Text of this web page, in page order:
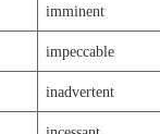
imminent
impeccable
inadvertent